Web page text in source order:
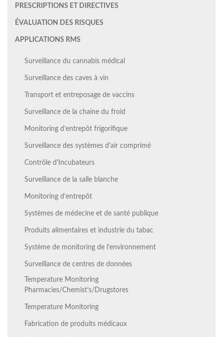
PRESCRIPTIONS ET DIRECTIVES
ÉVALUATION DES RISQUES
APPLICATIONS RMS
Surveillance du cannabis médical
Surveillance des caves à vin
Transport et entreposage de vaccins
Surveillance de la chaine du froid
Monitoring d’entrepôt frigorifique
Surveillance des systèmes d'air comprimé
Contrôle d'Incubateurs
Surveillance de la salle blanche
Monitoring d’entrepôt
Systèmes de médecine et de santé publique
Produits alimentaires et industrie du tabac
Système de monitoring de l’environnement
Surveillance de centres de données
Temperature Monitoring
Pharmacies/Chemist’s/Drugstores
Temperature Monitoring
Fabrication de produits médicaux